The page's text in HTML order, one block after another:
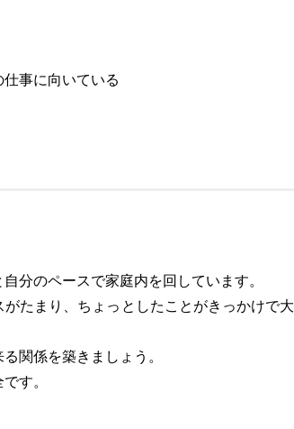
事に向いている
分のペースで家庭内を回しています。
たまり、ちょっとしたことがきっかけで大
関係を築きましょう。
す。